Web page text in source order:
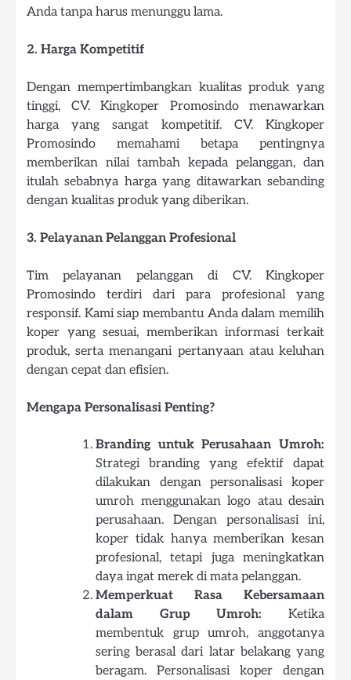
Anda tanpa harus menunggu lama.
2. Harga Kompetitif
Dengan mempertimbangkan kualitas produk yang
tinggi, CV. Kingkoper Promosindo menawarkan
harga yang sangat kompetitif. CV. Kingkoper
Promosindo memahami betapa pentingnya
memberikan nilai tambah kepada pelanggan, dan
itulah sebabnya harga yang ditawarkan sebanding
dengan kualitas produk yang diberikan.
3. Pelayanan Pelanggan Profesional
Tim pelayanan pelanggan di CV. Kingkoper
Promosindo terdiri dari para profesional yang
responsif. Kami siap membantu Anda dalam memilih
koper yang sesuai, memberikan informasi terkait
produk, serta menangani pertanyaan atau keluhan
dengan cepat dan efisien.
Mengapa Personalisasi Penting?
Branding untuk Perusahaan Umroh:
Strategi branding yang efektif dapat
dilakukan dengan personalisasi koper
umroh menggunakan logo atau desain
perusahaan. Dengan personalisasi ini,
koper tidak hanya memberikan kesan
profesional, tetapi juga meningkatkan
daya ingat merek di mata pelanggan.
Memperkuat Rasa Kebersamaan
dalam Grup Umroh: Ketika
membentuk grup umroh, anggotanya
sering berasal dari latar belakang yang
beragam. Personalisasi koper dengan